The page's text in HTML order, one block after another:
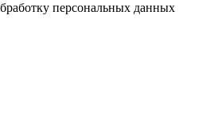
персональных данных